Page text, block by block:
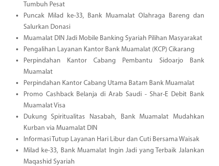
Tumbuh Pesat
Puncak Milad ke-33, Bank Muamalat Olahraga Bareng dan
Salurkan Donasi
Muamalat DIN Jadi Mobile Banking Syariah Pilihan Masyarakat
Pengalihan Layanan Kantor Bank Muamalat (KCP) Cikarang
Perpindahan Kantor Cabang Pembantu Sidoarjo Bank
Muamalat
Perpindahan Kantor Cabang Utama Batam Bank Muamalat
Promo Cashback Belanja di Arab Saudi - Shar-E Debit Bank
Muamalat Visa
Dukung Spiritualitas Nasabah, Bank Muamalat Mudahkan
Kurban via Muamalat DIN
Informasi Tutup Layanan Hari Libur dan Cuti Bersama Waisak
Milad ke-33, Bank Muamalat Ingin Jadi yang Terbaik Jalankan
Maqashid Syariah